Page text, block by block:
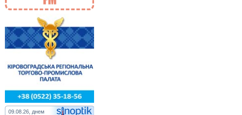
09.08.26, днем